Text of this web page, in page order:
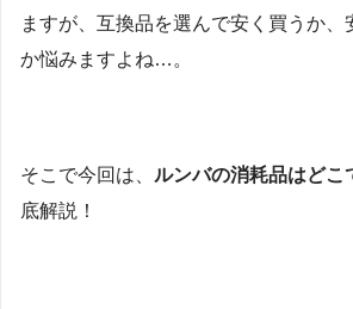
ますが、互換品を選んで安く買うか、
か悩みますよね…。
そこで今回は、 ルンバの消耗品はどこ
底解説！